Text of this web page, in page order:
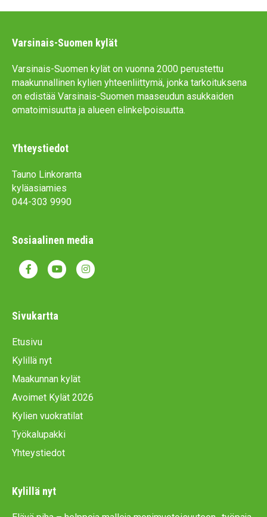
Varsinais-Suomen kylät
Varsinais-Suomen kylät on vuonna 2000 perustettu
maakunnallinen kylien yhteenliittymä, jonka tarkoituksena
on edistää Varsinais-Suomen maaseudun asukkaiden
omatoimisuutta ja alueen elinkelpoisuutta.
Yhteystiedot
Tauno Linkoranta
kyläasiamies
044-303 9990
Sosiaalinen media
F
b
o
o
k
Y
b
e
r
a
m
Sivukartta
Etusivu
Kylillä nyt
Maakunnan kylät
Avoimet Kylät 2026
Kylien vuokratilat
Työkalupakki
Yhteystiedot
Kylillä nyt